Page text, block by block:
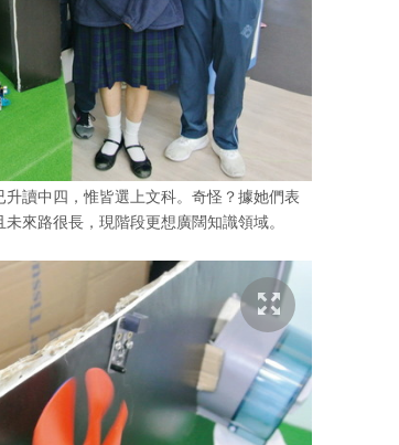
讀中四，惟皆選上文科。奇怪？據她們表
來路很長，現階段更想廣闊知識領域。